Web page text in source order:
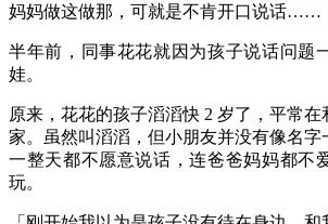
妈妈做这做那，可就是不肯开口说话……
半年前，同事花花就因为孩子说话问题
娃。
原来，花花的孩子滔滔快 2 岁了，平常
家。虽然叫滔滔，但小朋友并没有像名字
一整天都不愿意说话，连爸爸妈妈都不
玩。